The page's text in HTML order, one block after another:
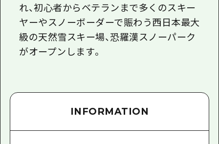
れ、初心者からベテランまで多くのスキー
ヤーやスノーボーダーで賑わう西日本最大
級の天然雪スキー場、恐羅漢スノーパーク
がオープンします。
INFORMATION